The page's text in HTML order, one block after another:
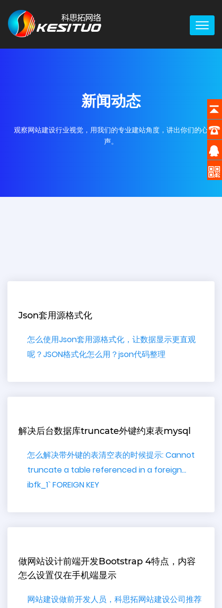
新闻动态
观察网站建设行业视觉，用我们的专业建站角度，讲出你们的心
声。
Json套用源格式化
怎么使用Json套用源格式化，让数据显示更直观
呢？JSON格式化怎么用？json代码整理
解决后台数据库truncate外键约束表mysql
怎么解决带外键的表清空表的时候提示: Cannot
truncate a table referenced in a foreign…
ibfk_1` FOREIGN KEY
做网站设计前端开发Bootstrap 4特点，内容
怎么设置仅在手机端显示
网站建设做前开发人员，科思拓网站建设公司推荐